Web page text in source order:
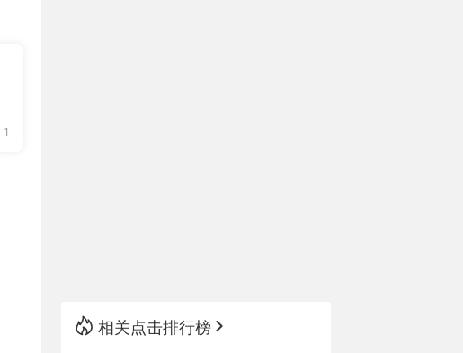
1
相关点击排行榜